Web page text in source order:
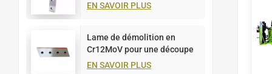
G55SiMoV
EN SAVOIR PLUS
Lame de démolition en
Cr12MoV pour une découpe
efficace du métal
EN SAVOIR PLUS